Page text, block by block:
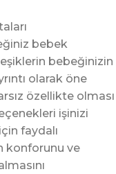
bebek
bebeğinizin
olarak öne
özellikte olması
işinizi
faydalı
konforunu ve